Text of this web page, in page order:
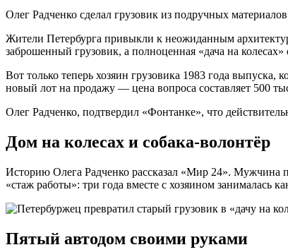
Олег Радченко сделал грузовик из подручных материалов
Жители Петербурга привыкли к неожиданным
заброшенный грузовик, а полноценная «дача на
Вот только теперь хозяин грузовика 1983 года
новый лот на продажу — цена вопроса составляет 500
Олег Радченко, подтвердил «Фонтанке», что
Дом на колесах и собака-волонтёр
Историю Олега Радченко рассказал «Мир 24». Мужчина
«стаж работы»: три года вместе с хозяином занималась
Пятый автодом своими руками